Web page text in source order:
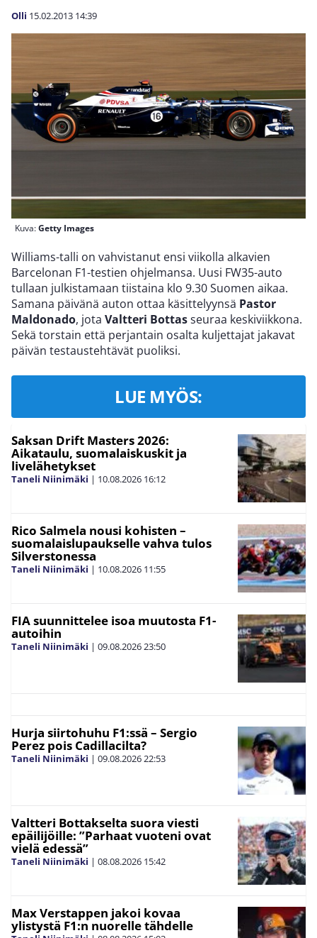
Olli 15.02.2013 14:39
Kuva:Getty Images
Williams-talli on vahvistanut ensi viikolla alkavien
Barcelonan F1-testien ohjelmansa. Uusi FW35-auto
tullaan julkistamaan tiistaina klo 9.30 Suomen aikaa.
Samana päivänä auton ottaa käsittelyynsä Pastor
Maldonado, jota Valtteri Bottasseuraa keskiviikkona.
Sekä torstain että perjantain osalta kuljettajat jakavat
päivän testaustehtävät puoliksi.
LUE MYÖS:
Saksan Drift Masters 2026:
Aikataulu, suomalaiskuskit ja
livelähetykset
Taneli Niinimäki | 10.08.2026 16:12
Rico Salmela nousi kohisten –
suomalaislupaukselle vahva tulos
Silverstonessa
Taneli Niinimäki | 10.08.2026 11:55
FIA suunnittelee isoa muutosta F1-
autoihin
Taneli Niinimäki | 09.08.2026 23:50
Hurja siirtohuhu F1:ssä – Sergio
Perez pois Cadillacilta?
Taneli Niinimäki | 09.08.2026 22:53
Valtteri Bottakselta suora viesti
epäilijöille: ”Parhaat vuoteni ovat
vielä edessä”
Taneli Niinimäki | 08.08.2026 15:42
Max Verstappen jakoi kovaa
ylistystä F1:n nuorelle tähdelle